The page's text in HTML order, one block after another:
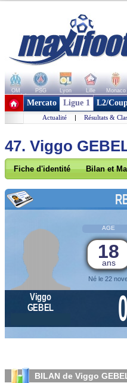
OM PSG Lyon Lille Monaco
+ de clubs
Mercato Ligue 1 L2/
Actualité | Résultats &
47. Viggo
Fiche d'identité Bilan et
AGE
18
ans
Né le 22
Viggo
GEBEL
0
BILAN de Viggo